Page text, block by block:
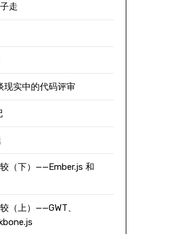
走
实中的代码评审
（下）——Ember.js 和
（上）——GWT、